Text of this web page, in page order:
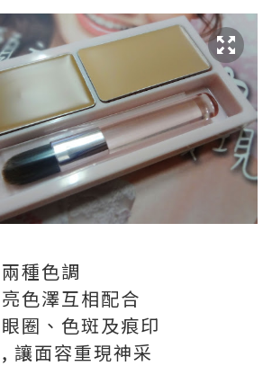
種色調
色澤互相配合
圈、色斑及痕印
讓面容重現神采